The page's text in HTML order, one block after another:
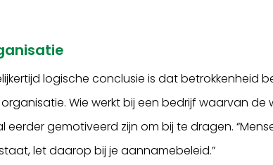
logische conclusie is dat betrokkenheid
Wie werkt bij een bedrijf waarvan
eerder gemotiveerd zijn om bij te dragen.
let daarop bij je aannamebeleid.”